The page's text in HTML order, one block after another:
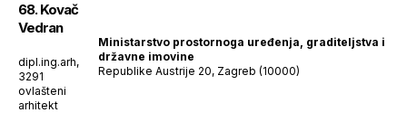
68. Kovač
Vedran
dipl.ing.arh,
3291
ovlašteni
arhitekt
Ministarstvo prostornoga uređenja, graditeljstva i
državne imovine
Republike Austrije 20, Zagreb (10000)